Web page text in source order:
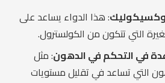
: هذا الدواء يساعد على
التي تتكون من الكولسترول.
في التحكم في الدهون: مثل
التي تساعد في تقليل مستويات